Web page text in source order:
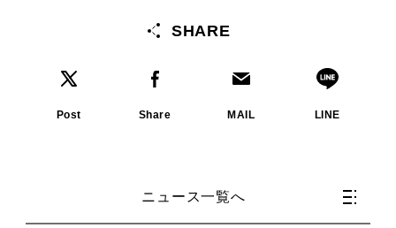
SHARE
Post Share MAIL LINE
ニュース一覧へ